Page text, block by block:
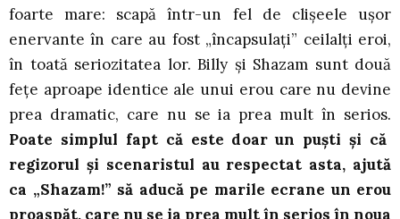
foarte mare: scapă într-un fel de clișeele ușor
enervante în care au fost „încapsulați” ceilalți eroi,
în toată seriozitatea lor. Billy și Shazam sunt două
fețe aproape identice ale unui erou care nu devine
prea dramatic, care nu se ia prea mult în serios.
Poate simplul fapt că este doar un puști și că
regizorul și scenaristul au respectat asta, ajută
ca „Shazam!” să aducă pe marile ecrane un erou
proaspăt, care nu se ia prea mult în serios în noua